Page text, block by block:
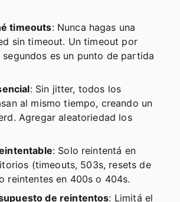
timeouts: Nunca hagas una
sin timeout. Un timeout por
es un punto de partida
: Sin jitter, todos los
al mismo tiempo, creando un
Agregar aleatoriedad los
: Solo reintentá en
(timeouts, 503s, resets de
reintentes en 400s o 404s.
de reintentos: Limitá el